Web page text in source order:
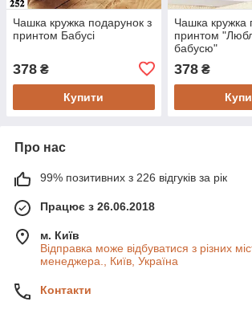
Чашка кружка подарунок з
принтом Бабусі
378 ₴
Купити
Чашка кружка
принтом
бабусю"
378₴
Про нас
99% позитивних з 226 відгуків за рік
Працює з 26.06.2018
м. Київ
Відправка може відбуватися з різних
менеджера., Київ, Україна
Контакти